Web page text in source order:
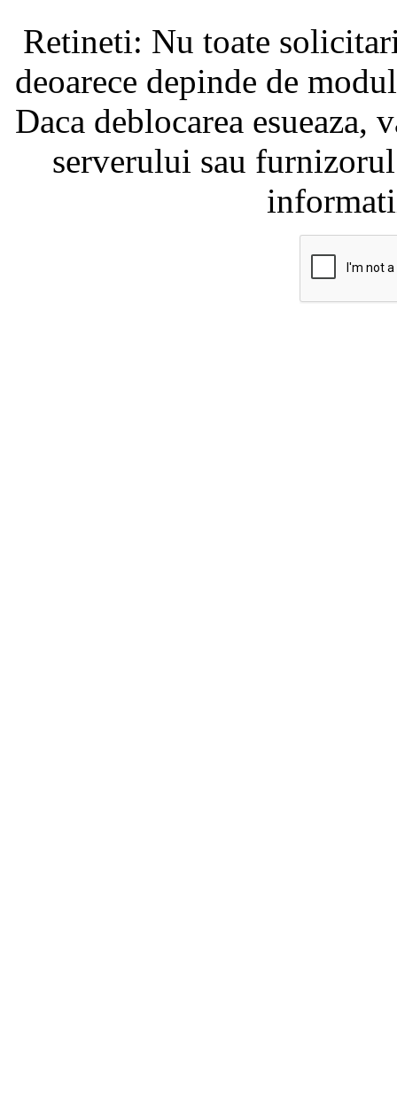
Retineti: Nu toate
deoarece depinde de
Daca deblocarea
serverului sau